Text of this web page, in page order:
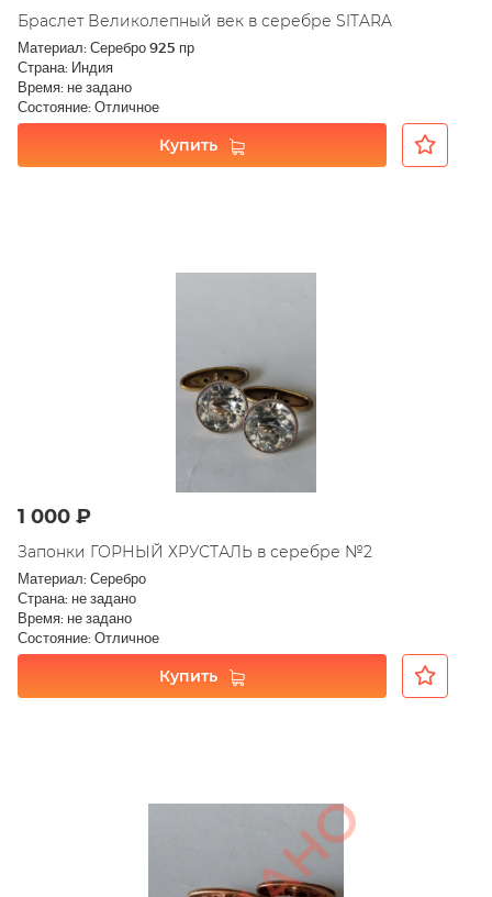
Браслет Великолепный век в серебре SITARA
Материал: Серебро 925 пр
Страна: Индия
Время: не задано
Состояние: Отличное
Купить
1 000 ₽
Запонки ГОРНЫЙ ХРУСТАЛЬ в серебре №2
Материал: Серебро
Страна: не задано
Время: не задано
Состояние: Отличное
Купить